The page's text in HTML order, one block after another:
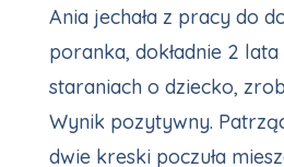
Ania jechała z pracy do
poranka, dokładnie 2
staraniach o dziecko,
Wynik pozytywny.
dwie kreski poczuła